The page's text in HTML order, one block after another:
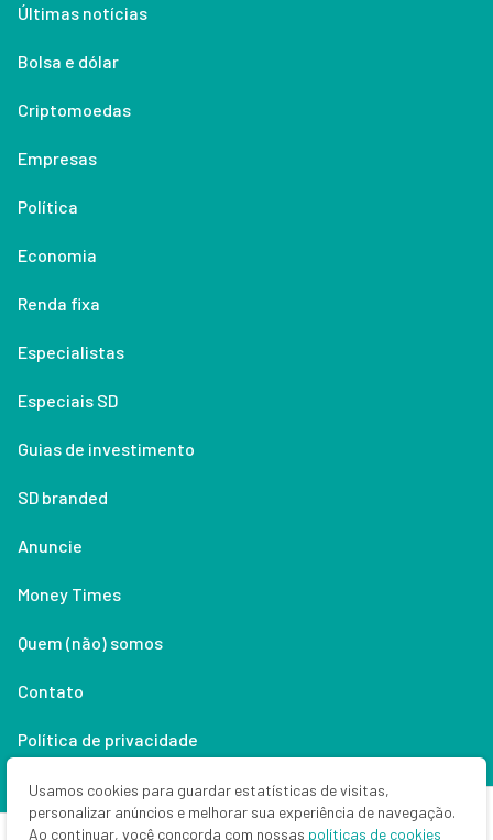
Últimas notícias
Bolsa e dólar
Criptomoedas
Empresas
Política
Economia
Renda fixa
Especialistas
Especiais SD
Guias de investimento
SD branded
Anuncie
Money Times
Quem (não) somos
Contato
Política de privacidade
Lifestyle
Usamos cookies para guardar estatísticas de visitas,
personalizar anúncios e melhorar sua experiência de navegação.
Ao continuar, você concorda com nossas políticas de cookies